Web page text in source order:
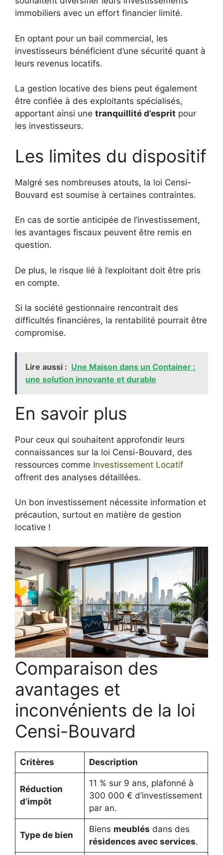
immobiliers avec un effort financier limité.
En optant pour un bail commercial, les
investisseurs bénéficient d’une sécurité quant à
leurs revenus locatifs.
La gestion locative des biens peut également
être confiée à des exploitants spécialisés,
apportant ainsi une tranquillité d’esprit pour
les investisseurs.
Les limites du dispositif
Malgré ses nombreuses atouts, la loi Censi-
Bouvard est soumise à certaines contraintes.
En cas de sortie anticipée de l’investissement,
les avantages fiscaux peuvent être remis en
question.
De plus, le risque lié à l’exploitant doit être pris
en compte.
Si la société gestionnaire rencontrait des
difficultés financières, la rentabilité pourrait être
compromise.
Lire aussi : Une Maison dans un Container :
une solution innovante et durable
En savoir plus
Pour ceux qui souhaitent approfondir leurs
connaissances sur la loi Censi-Bouvard, des
ressources comme Investissement Locatif
offrent des analyses détaillées.
Un bon investissement nécessite information et
précaution, surtout en matière de gestion
locative !
Comparaison des
avantages et
inconvénients de la loi
Censi-Bouvard
Critères Description
Réduction
d’impôt
11 % sur 9 ans, plafonné à
300 000 € d’investissement
par an.
Type de bien
Biens meublés dans des
résidences avec services.